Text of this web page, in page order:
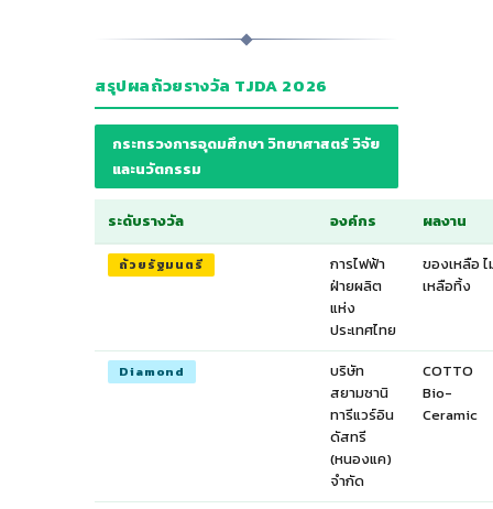
สรุปผลถ้วยรางวัล TJDA 2026
กระทรวงการอุดมศึกษา วิทยาศาสตร์ วิจัย
และนวัตกรรม
ระดับรางวัล องค์กร ผลงาน
ถ้วยรัฐมนตรี
การไฟฟ้า
ฝ่ายผลิต
แห่ง
ประเทศไทย
ของเหลือ ไ
เหลือทิ้ง
Diamond
บริษัท
สยามซานิ
ทารีแวร์อิน
ดัสทรี
(หนองแค)
จำกัด
COTTO
Bio-
Ceramic